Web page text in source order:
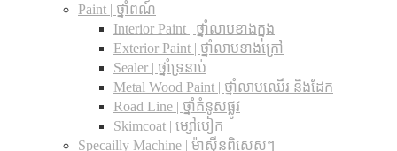
Paint | ថ្នាំពណ៍
Interior Paint | ថ្នាំលាបខាងក្នុង
Exterior Paint | ថ្នាំលាបខាងក្រៅ
Sealer | ថ្នាំទ្រនាប់
Metal Wood Paint | ថ្នាំលាបឈើរ និងដែក
Road Line | ថ្នាំគំនូសផ្លូវ
Skimcoat | ម្សៅបៀក
Specailly Machine | ម៉ាស៊ីនពិសេសៗ